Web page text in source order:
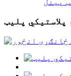
پینل
پلیټ